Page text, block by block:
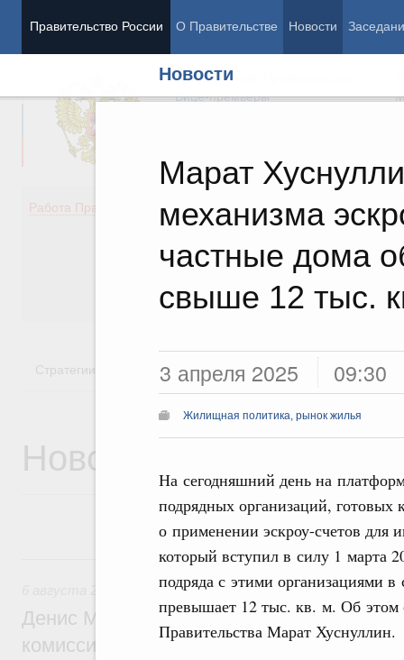
Правительство России О Правительстве Новости
Новости
Марат
механизма
частные дома
свыше 12 тыс.
3 апреля 2025 09:30
Жилищная политика, рынок жилья
На сегодняшний день на
подрядных организаций, готовых
о применении эскроу-счетов для
который вступил в силу 1 марта
подряда с этими организациями
превышает 12 тыс. кв. м. Об этом
Правительства Марат Хуснуллин.
Председатель Правительства
Вице-премьеры
Работа Правительства
Демография
Здоровье
Культура
Общество
Государство
Стратегии Государственные программы
Новости
6 августа, четверг
Общие вопросы промышленной политики
Денис Мантуров провёл заседание
комиссии по промышленности